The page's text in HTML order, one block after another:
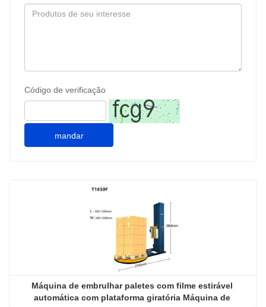
Código de verificação
mandar
Máquina de embrulhar paletes com filme estirável
automática com plataforma giratória Máquina de